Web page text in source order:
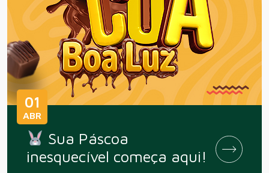
01
ABR
Sua Páscoa
inesquecível começa aqui!